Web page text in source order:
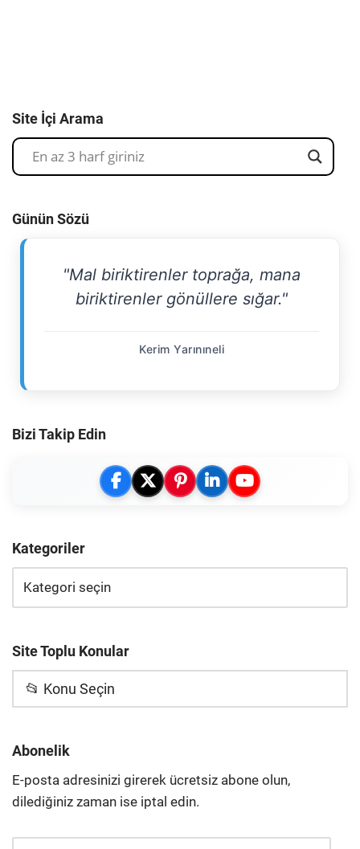
Site İçi Arama
Günün Sözü
"Mal biriktirenler toprağa, mana
biriktirenler gönüllere sığar."
Kerim Yarınıneli
Bizi Takip Edin
Kategoriler
Site Toplu Konular
📂 Konu Seçin
Abonelik
E-posta adresinizi girerek ücretsiz abone olun,
dilediğiniz zaman ise iptal edin.